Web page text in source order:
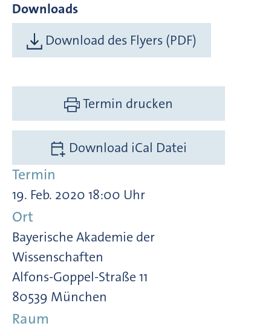
Downloads
Download des Flyers (PDF)
Termin drucken
Download iCal Datei
Termin
19. Feb. 2020 18:00 Uhr
Ort
Bayerische Akademie der
Wissenschaften
Alfons-Goppel-Straße 11
80539 München
Raum